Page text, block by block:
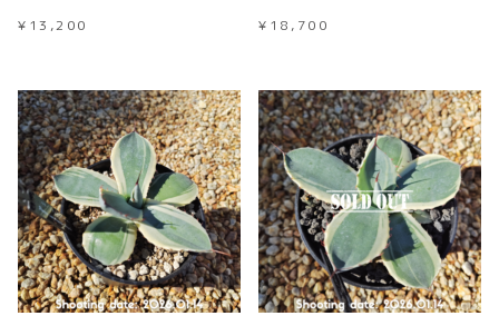
¥ 13,200 ¥ 18,700